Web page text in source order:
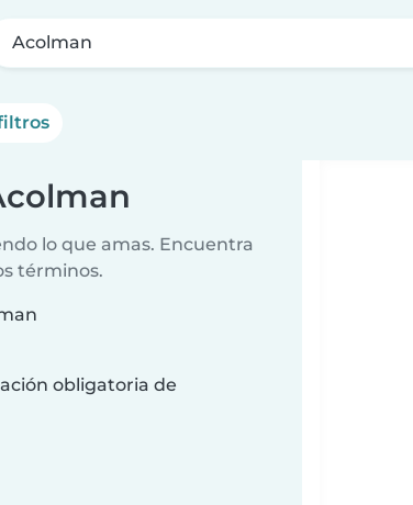
Acolman
lo que amas. Encuentra
términos.
obligatoria de